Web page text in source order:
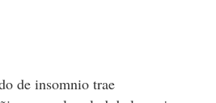
de insomnio trae